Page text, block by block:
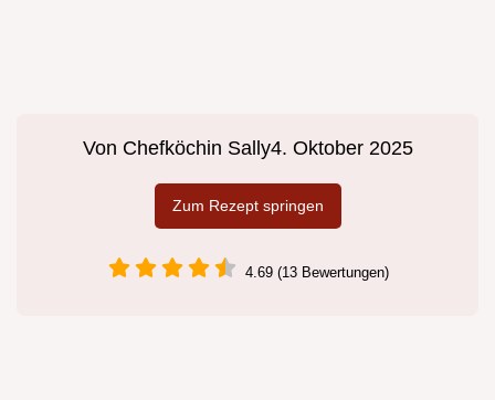
Von Chefköchin Sally4. Oktober 2025
Zum Rezept springen
4.69 (13 Bewertungen)